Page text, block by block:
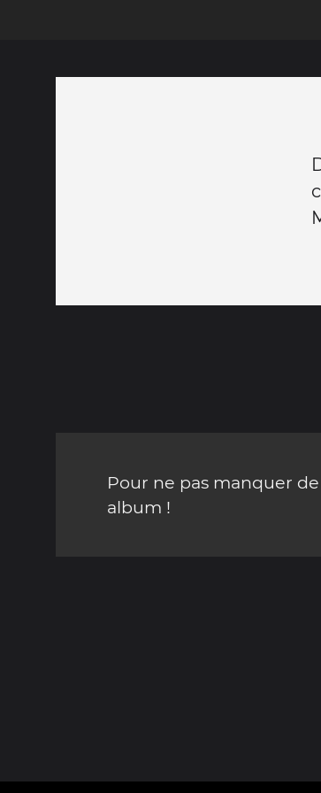
Pour ne pas manquer
album !